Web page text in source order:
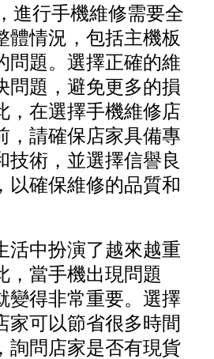
進行手機維修需要全
體情況，包括主機板
問題。選擇正確的維
問題，避免更多的損
，在選擇手機維修店
，請確保店家具備專
技術，並選擇信譽良
以確保維修的品質和
活中扮演了越來越重
，當手機出現問題
變得非常重要。選擇
家可以節省很多時間
詢問店家是否有現貨